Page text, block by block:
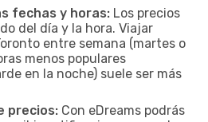
fechas y horas: Los precios
del día y la hora. Viajar
entre semana (martes o
menos populares
en la noche) suele ser más
precios: Con eDreams podrás